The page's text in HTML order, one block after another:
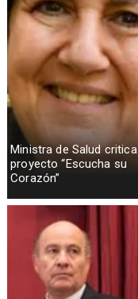
Ministra de Salud critica
proyecto “Escucha su
Corazón”